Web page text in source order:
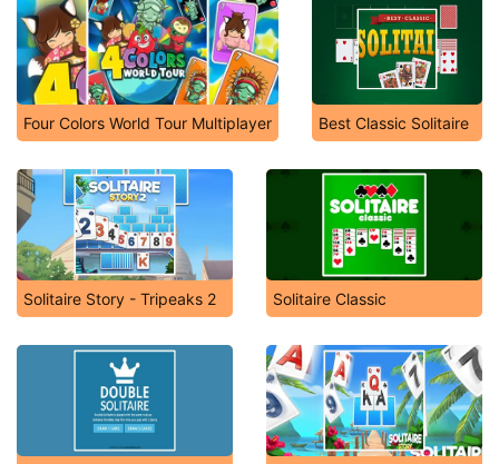
Four Colors World Tour Multiplayer Best Classic Solitaire
Solitaire Story - Tripeaks 2 Solitaire Classic